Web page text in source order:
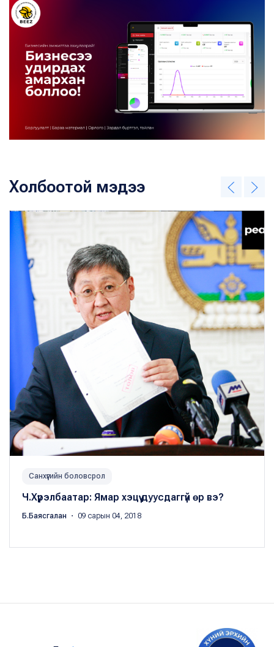
Холбоотой мэдээ
Санхүүгийн боловсрол
Ч.Хүрэлбаатар: Ямар хэцүү дуусдаггүй өр вэ?
Б.Баясгалан ・ 09 сарын 04, 2018